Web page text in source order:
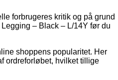
forbrugeres kritik og på grund
– Black – L/14Y før du
shoppens popularitet. Her
ordreforløbet, hvilket tillige